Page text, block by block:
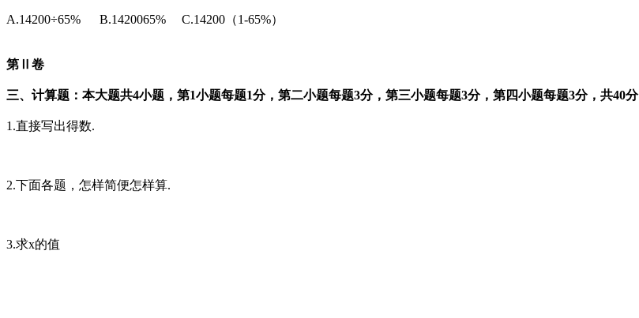
A.14200÷65% B.1420065% C.14200（1-65%）
第Ⅱ卷
三、计算题：本大题共4小题，第1小题每题1分，第二小题每题3分，第三小题每题3分，第四小题每题3分，共40分
1.直接写出得数.
2.下面各题，怎样简便怎样算.
3.求x的值